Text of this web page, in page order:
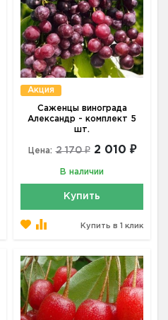
Акция
Саженцы винограда
Александр - комплект 5
шт.
Цена: 2 170 ₽ 2 010 ₽
В наличии
Купить
Купить в 1 клик